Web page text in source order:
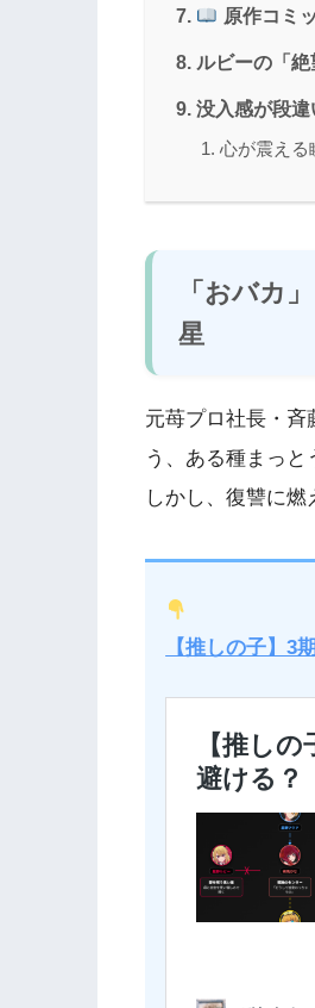
原作コミ
ルビーの「絶
没入感が段
心が震える
「おバカ
星
元苺プロ社長・斉
う、ある種まっと
しかし、復讐に
【推しの子】3